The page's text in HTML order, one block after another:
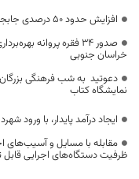
افزایش حدود 50 درصدی جابجایی مسافر در خراسان جنوبی
خراسان جنوبی
دعوتید به شب فرهنگی
نمایشگاه کتاب
ایجاد درآمد پایدار، با ورود
مقابله با مسایل و آسیب‌های
ظرفیت دستگاه‌های اجرایی